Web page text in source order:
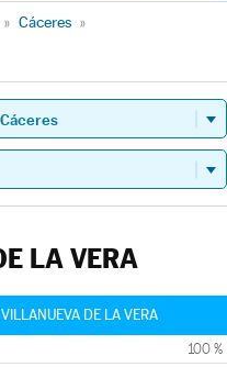
» Cáceres »
LA VERA
DE LA VERA
100 %